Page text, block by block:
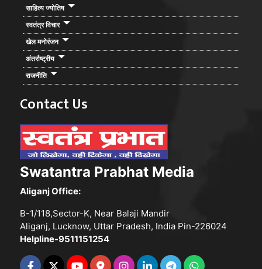
साहित्य ज्योतिष
स्वतंत्र विचार
खेल मनोरंजन
अंतर्राष्ट्रीय
राजनीति
Contact Us
Swatantra Prabhat Media
Aliganj Office:
B-1/118,Sector-K, Near Balaji Mandir
Aliganj, Lucknow, Uttar Pradesh, India Pin-226024
Helpline-9511151254